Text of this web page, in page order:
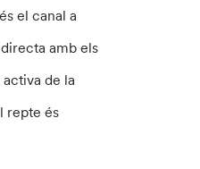
el canal a
amb els
de la
repte és